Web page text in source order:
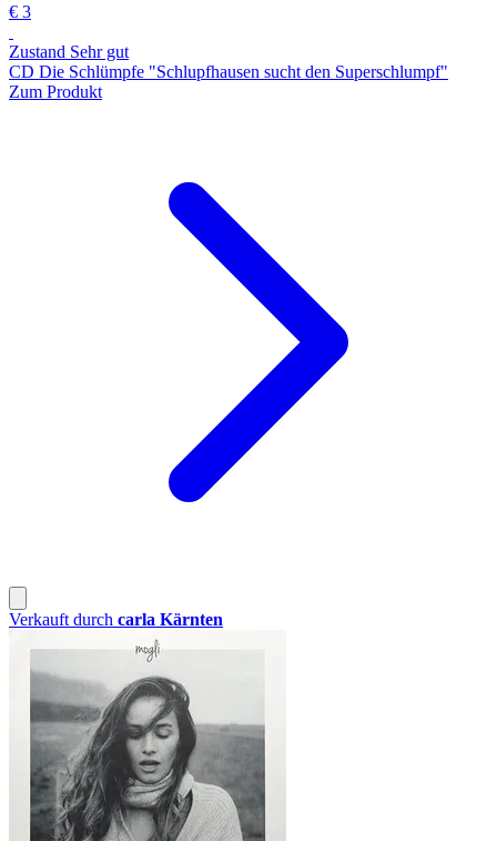
€ 3
Zustand Sehr gut
CD Die Schlümpfe "Schlupfhausen sucht den Superschlumpf"
Zum Produkt
Verkauft durch carla Kärnten